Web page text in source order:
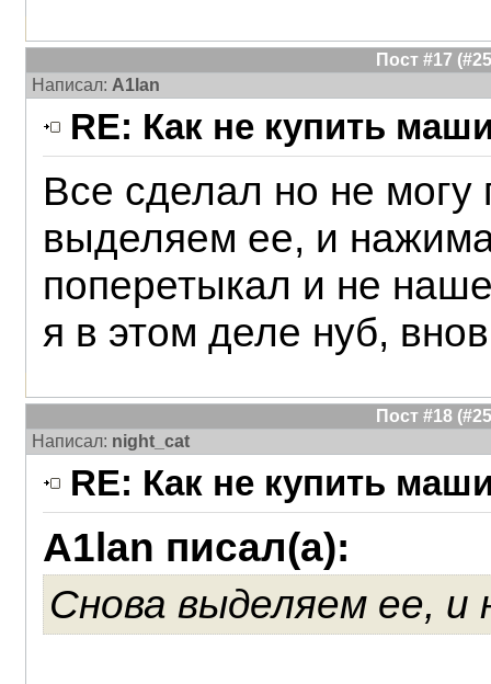
Пост #17
Написал: A1lan
RE: Как не купить
Все сделал но не могу
выделяем ее, и
поперетыкал и не
я в этом деле нуб,
Пост #18
Написал: night_cat
RE: Как не купить
A1lan писал(а):
Снова выделяем ее,